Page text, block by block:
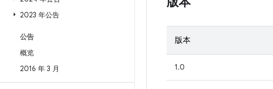
2023 年公告
公告
概览
2016 年 3 月
版本
1.0